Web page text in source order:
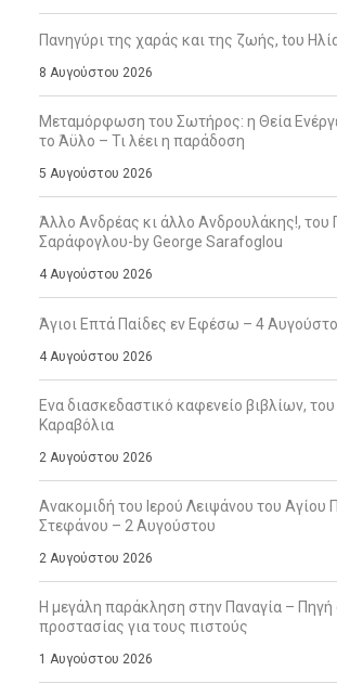
Πανηγύρι της χαράς και της ζωής, tου
8 Αυγούστου 2026
Μεταμόρφωση του Σωτήρος: η Θεία
το Άϋλο – Τι λέει η παράδοση
5 Αυγούστου 2026
Άλλο Ανδρέας κι άλλο Ανδρουλάκης!, του
Σαράφογλου-by George Sarafoglou
4 Αυγούστου 2026
Άγιοι Επτά Παίδες εν Εφέσω – 4
4 Αυγούστου 2026
Ενα διασκεδαστικό καφενείο βιβλίων,
Καραβόλια
2 Αυγούστου 2026
Ανακομιδή του Ιερού Λειψάνου του
Στεφάνου – 2 Αυγούστου
2 Αυγούστου 2026
Η μεγάλη παράκληση στην Παναγία – Πηγή
προστασίας για τους πιστούς
1 Αυγούστου 2026